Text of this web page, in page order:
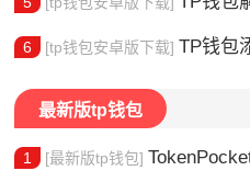
6 [tp钱包安卓版下载] TP钱包添加
最新版tp钱包
1 [最新版tp钱包] TokenPocket链